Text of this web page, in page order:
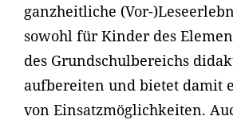
ganzheitliche (Vor-
sowohl für Kinder des
des Grundschulbereichs
aufbereiten und bietet damit
von Einsatzmöglichkeiten.